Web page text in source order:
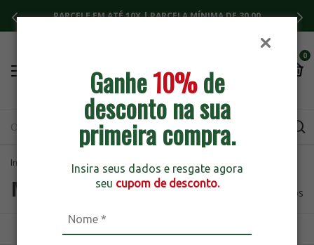
Ganhe10%de
desconto na sua
primeira compra.
Insira seus dados e resgate agora
seu cupom de desconto.
PARCELE EM ATÉ 10X | PARCELA MÍNIMA DE 30,00
0
Início Marcas breadcrumbs.ardrak
Marcas 282 produtos